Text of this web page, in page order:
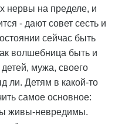
нервы на пределе, и
- дают совет сесть и
сейчас быть
волшебница быть и
мужа, своего
ли. Детям в какой-то
самое основное:
живы-невредимы.